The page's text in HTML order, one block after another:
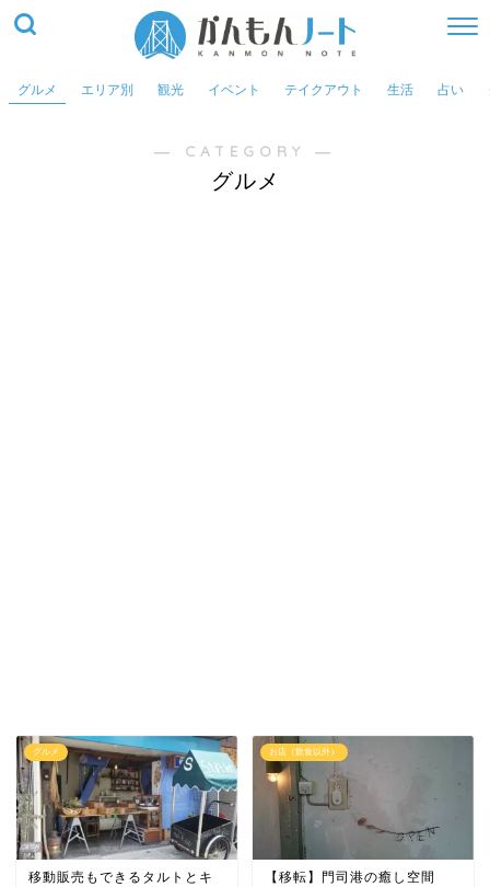
グルメ エリア別 観光 イベント テイクアウト 生活 占い
― CATEGORY ―
グルメ
グルメ
移動販売もできるタルトとキ
お店（飲食以外）
【移転】門司港の癒し空間